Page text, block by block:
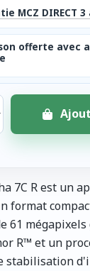
MCZ DIRECT 3
offerte avec
7C R est un
format
61 mégapixels
R™ et un
stabilisation